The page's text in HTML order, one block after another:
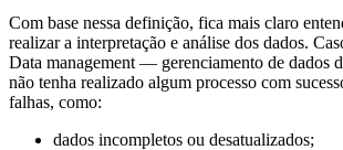
Com base nessa definição, fica mais claro
realizar a interpretação e análise dos dados.
Data management — gerenciamento de dados
não tenha realizado algum processo com
falhas, como:
dados incompletos ou desatualizados;